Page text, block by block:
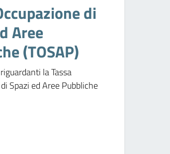
di
Aree
(TOSAP)
la Tassa
Spazi ed Aree Pubbliche